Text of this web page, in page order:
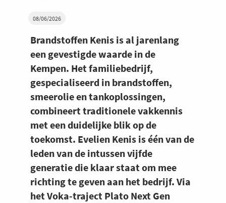
08/06/2026
Brandstoffen Kenis is al jarenlang
een gevestigde waarde in de
Kempen. Het familiebedrijf,
gespecialiseerd in brandstoffen,
smeerolie en tankoplossingen,
combineert traditionele vakkennis
met een duidelijke blik op de
toekomst. Evelien Kenis is één van de
leden van de intussen vijfde
generatie die klaar staat om mee
richting te geven aan het bedrijf. Via
het Voka-traject Plato Next Gen